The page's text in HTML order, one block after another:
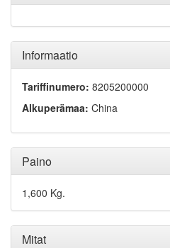
Informaatio
Tariffinumero: 8205200000
Alkuperämaa: China
Paino
1,600 Kg.
Mitat